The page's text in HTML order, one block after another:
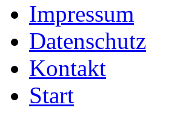
Impressum
Datenschutz
Kontakt
Start